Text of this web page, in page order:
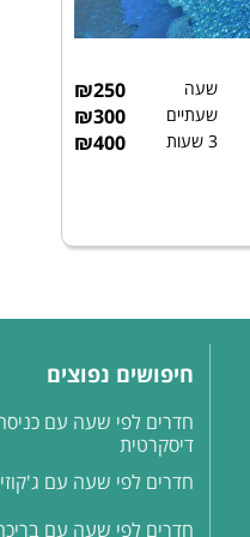
שעה ₪250
שעתיים ₪300
3 שעות ₪400
חיפושים נפוצים
חדרים לפי שעה עם
דיסקרטית
חדרים לפי שעה עם ג'קוזי
חדרים לפי שעה עם